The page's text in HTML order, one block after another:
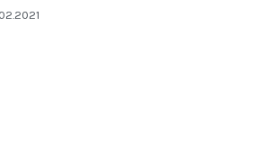
слуху